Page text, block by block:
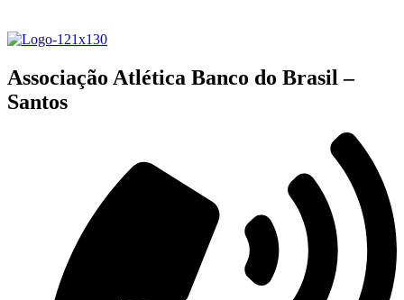
Associação Atlética Banco do Brasil –
Santos